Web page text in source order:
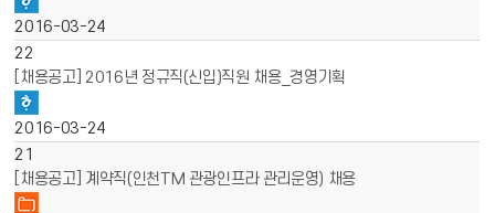
2016-03-24
22
[채용공고] 2016년 정규직(신입)직원 채용_경영기획
2016-03-24
21
[채용공고] 계약직(인천TM 관광인프라 관리운영) 채용